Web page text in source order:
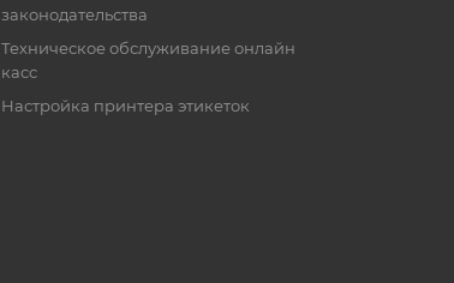
законодательства
Техническое обслуживание онлайн
касс
Настройка принтера этикеток